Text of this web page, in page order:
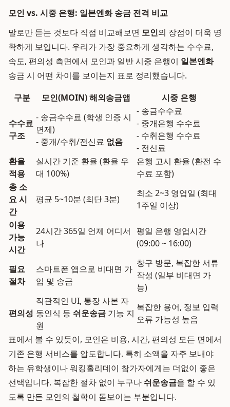
모인 vs. 시중 은행: 일본엔화 송금 전격 비교
말로만 듣는 것보다 직접 비교해보면 모인의 장점이 더욱 명
확하게 보입니다. 우리가 가장 중요하게 생각하는 수수료,
속도, 편의성 측면에서 모인과 일반 시중 은행이 일본엔화
송금 시 어떤 차이를 보이는지 표로 정리했습니다.
구분
모인(MOIN) 해외송금앱 시중 은행
수수료
구조
- 송금수수료 (학생 인증 시
면제)
- 중개/수취/전신료 없음
- 송금수수료
- 중개은행 수수료
- 수취은행 수수료
- 전신료
환율
적용
실시간 기준 환율 (환율 우
대 100%)
은행 고시 환율 (환전 수
수료 포함)
총 소
요 시
간
평균 5~10분 (최단 3분)
최소 2~3 영업일 (최대
1주일 이상)
이용
가능
시간
24시간 365일 언제 어디서
나
평일 은행 영업시간
(09:00 ~ 16:00)
필요
절차
스마트폰 앱으로 비대면 가
입 및 송금
창구 방문, 복잡한 서류
작성 (일부 비대면 가
능)
편의성
직관적인 UI, 통장 사본 자
동인식 등 쉬운송금 기능 지
원
복잡한 용어, 정보 입력
오류 가능성 높음
표에서 볼 수 있듯이, 모인은 비용, 시간, 편의성 모든 면에서
기존 은행 서비스를 압도합니다. 특히 소액을 자주 보내야
하는 유학생이나 워킹홀리데이 참가자에게는 더없이 좋은
선택입니다. 복잡한 절차 없이 누구나 쉬운송금을 할 수 있
도록 만든 모인의 철학이 돋보이는 부분입니다.